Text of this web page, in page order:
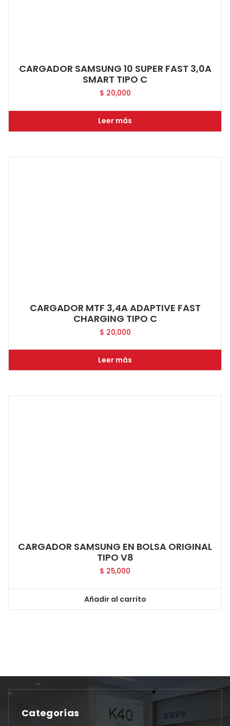
CARGADOR SAMSUNG 10 SUPER FAST 3,0A
SMART TIPO C
$ 20,000
Leer más
CARGADOR MTF 3,4A ADAPTIVE FAST
CHARGING TIPO C
$ 20,000
Leer más
CARGADOR SAMSUNG EN BOLSA ORIGINAL
TIPO V8
$ 25,000
Añadir al carrito
Categorías